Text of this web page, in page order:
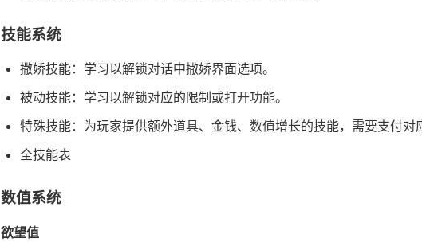
技能系统
撒娇技能：学习以解锁对话中撒娇界面选项。
被动技能：学习以解锁对应的限制或打开功能。
特殊技能：为玩家提供额外道具、金钱、数值增长的技能，需要支付对
全技能表
数值系统
欲望值